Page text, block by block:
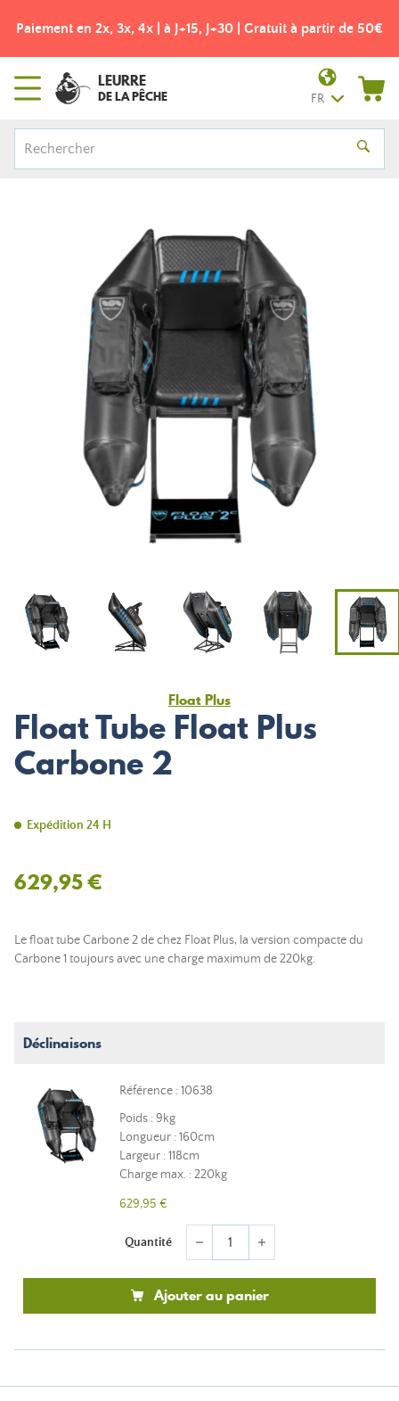
à partir de 50€ Frais de port offerts dès 49€ ! - Point relais
LEURRE
DE LA PÊCHE FR
Float Plus
Float Tube Float Plus
Carbone 2
Expédition 24 H
629,95 €
Le float tube Carbone 2 de chez Float Plus, la version compacte du
Carbone 1 toujours avec une charge maximum de 220kg.
Déclinaisons
Référence : 10638
Poids : 9kg
Longueur : 160cm
Largeur : 118cm
Charge max. : 220kg
629,95 €
Quantité remove add
Ajouter au panier